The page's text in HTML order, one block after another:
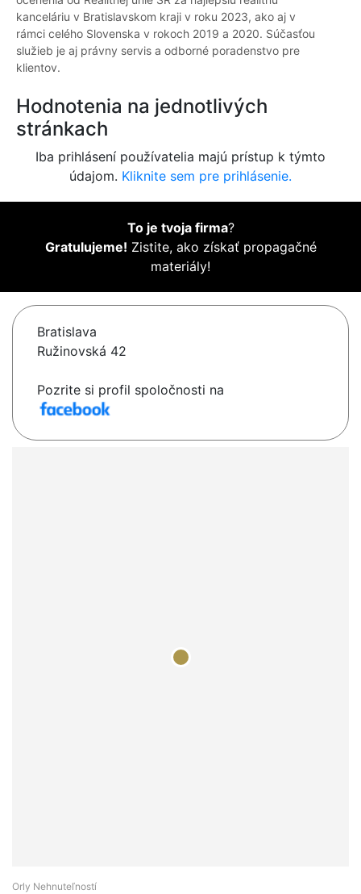
kanceláriu v Bratislavskom kraji v roku 2023, ako aj v
rámci celého Slovenska v rokoch 2019 a 2020. Súčasťou
služieb je aj právny servis a odborné poradenstvo pre
klientov.
Hodnotenia na jednotlivých
stránkach
Iba prihlásení používatelia majú prístup k týmto
údajom. Kliknite sem pre prihlásenie.
To je tvoja firma?
Gratulujeme! Zistite, ako získať propagačné
materiály!
Bratislava
Ružinovská 42
Pozrite si profil spoločnosti na
Orly Nehnuteľností